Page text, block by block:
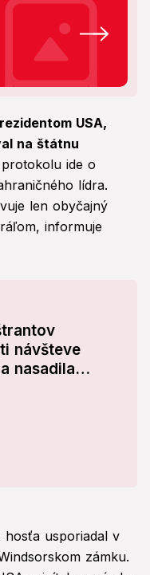
USA,
na štátnu
ide o
lídra.
len obyčajný
informuje
návšteve
nasadila
usporiadal v
zámku.